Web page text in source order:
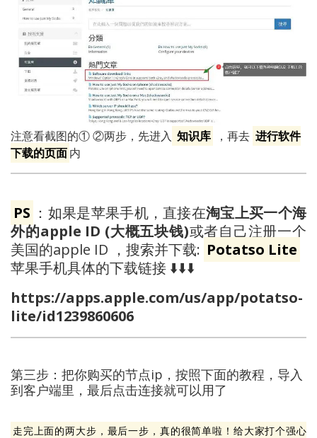
注意看截图的① ②两步，先进入 知识库 ，再去 进行软件
下载的页面内
PS ：如果是苹果手机，直接在淘宝上买一个海
外的apple ID (大概五块钱)或者自己注册一个
美国的apple ID ，搜索并下载: Potatso Lite
苹果手机具体的下载链接 ⬇️⬇️⬇️
https://apps.apple.com/us/app/potatso-
lite/id1239860606
第三步：把你购买的节点ip，按照下面的教程，导入
到客户端里，最后点击连接就可以用了
走完上面的两大步，最后一步，真的很简单啦！给大家打个强心